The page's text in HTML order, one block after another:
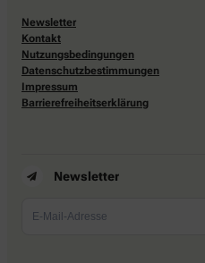
Newsletter
Kontakt
Nutzungsbedingungen
Datenschutzbestimmungen
Impressum
Barrierefreiheitserklärung
Newsletter